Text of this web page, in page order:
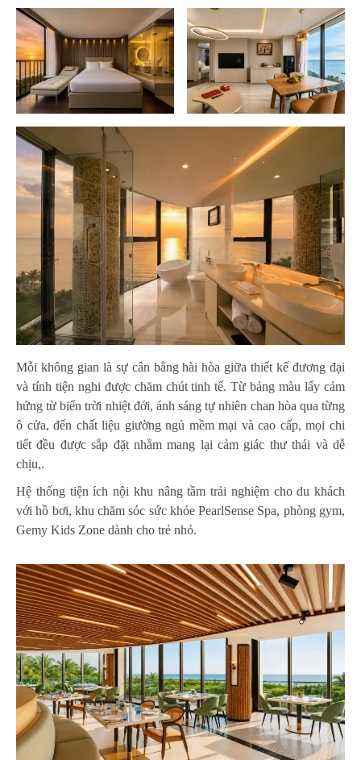
Mỗi không gian là sự cân bằng hài hòa giữa thiết kế đương đại
và tính tiện nghi được chăm chút tinh tế. Từ bảng màu lấy cảm
hứng từ biển trời nhiệt đới, ánh sáng tự nhiên chan hòa qua từng
ô cửa, đến chất liệu giường ngủ mềm mại và cao cấp, mọi chi
tiết đều được sắp đặt nhằm mang lại cảm giác thư thái và dễ
chịu,.
Hệ thống tiện ích nội khu nâng tầm trải nghiệm cho du khách
với hồ bơi, khu chăm sóc sức khỏe PearlSense Spa, phòng gym,
Gemy Kids Zone dành cho trẻ nhỏ.